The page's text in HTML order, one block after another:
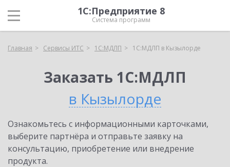
1С:Предприятие 8
Система программ
Главная Сервисы ИТС 1С:МДЛП 1С:МДЛП в Кызылорде
Заказать 1С:МДЛП
в Кызылорде
Ознакомьтесь с информационными карточками,
выберите партнёра и отправьте заявку на
консультацию, приобретение или внедрение
продукта.